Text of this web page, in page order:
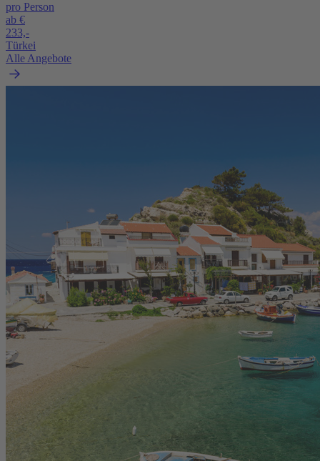
pro Person
ab €
233,-
Türkei
Alle Angebote